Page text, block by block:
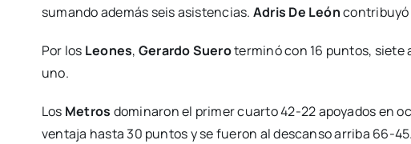
sumando además seis asistencias. Adris De Leóncontribuyó
Por los Leones, Gerardo Sueroterminó con 16 puntos, siete
uno.
Los Metros dominaron el primer cuarto 42-22 apoyados en
ventaja hasta 30 puntos y se fueron al descanso arriba 66-45.